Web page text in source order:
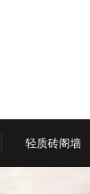
轻质砖阁墙